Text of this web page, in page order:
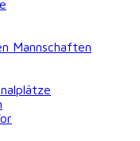
Mannschaften